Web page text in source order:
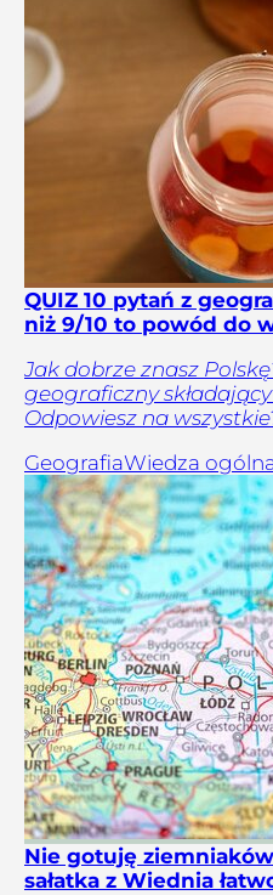
QUIZ 10 pytań z
niż 9/10 to powód do
Jak dobrze znasz
geograficzny składający
Odpowiesz na
GeografiaWiedza
Nie gotuję
sałatka z Wiednia